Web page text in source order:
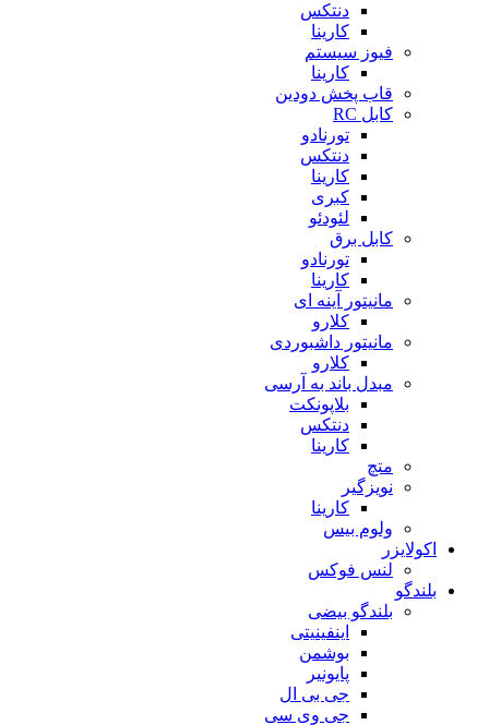
دنتکس
کارینا
فیوز سیستم
کارینا
قاب پخش دودین
کابل RC
تورنادو
دنتکس
کارینا
کبری
لئودئو
کابل برق
تورنادو
کارینا
مانیتور آینه ای
کلارو
مانیتور داشبوردی
کلارو
مبدل باند به آرسی
بلاپونکت
دنتکس
کارینا
متچ
نویزگیر
کارینا
ولوم بیس
اکولایزر
لنس فوکس
بلندگو
بلندگو بیضی
اینفینیتی
بوشمن
پایونیر
جی بی ال
جی وی سی